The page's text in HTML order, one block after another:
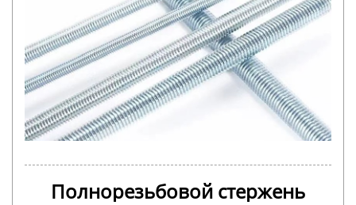
Полнорезьбовой стержень